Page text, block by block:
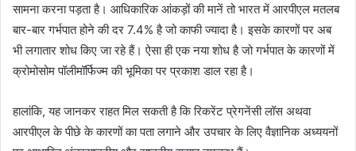
सामना करना पड़ता है। आधिकारिक आंकड़ों की मानें तो भारत में आरपीएल मतलब
बार-बार गर्भपात होने की दर 7.4% है जो काफी ज्यादा है। इसके कारणों पर अब
भी लगातार शोध किए जा रहे हैं। ऐसा ही एक नया शोध है जो गर्भपात के कारणों में
क्रोमोसोम पॉलीमॉर्फिज्म की भूमिका पर प्रकाश डाल रहा है।
हालांकि, यह जानकर राहत मिल सकती है कि रिकरेंट प्रेगनेंसी लॉस अथवा
आरपीएल के पीछे के कारणों का पता लगाने और उपचार के लिए वैज्ञानिक अध्ययनों